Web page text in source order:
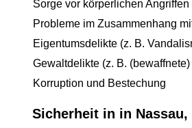
Sorge vor körperlichen
Probleme im Zusammenhang
Eigentumsdelikte (z. B.
Gewaltdelikte (z. B.
Korruption und Bestechung
Sicherheit in in Nassau,